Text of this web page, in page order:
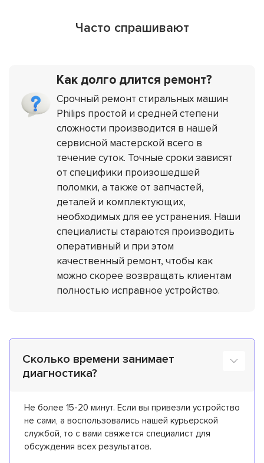
Часто спрашивают
Как долго длится ремонт?
Срочный ремонт стиральных машин
Philips простой и средней степени
сложности производится в нашей
сервисной мастерской всего в
течение суток. Точные сроки зависят
от специфики произошедшей
поломки, а также от запчастей,
деталей и комплектующих,
необходимых для ее устранения. Наши
специалисты стараются производить
оперативный и при этом
качественный ремонт, чтобы как
можно скорее возвращать клиентам
полностью исправное устройство.
Сколько времени занимает
диагностика?
Не более 15-20 минут. Если вы привезли устройство
не сами, а воспользовались нашей курьерской
службой, то с вами свяжется специалист для
обсуждения всех результатов.